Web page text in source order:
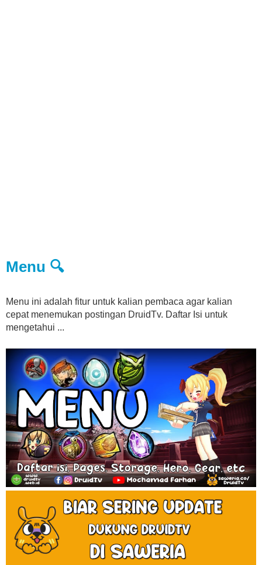
Menu 🔍
Menu ini adalah fitur untuk kalian pembaca agar kalian
cepat menemukan postingan DruidTv. Daftar Isi untuk
mengetahui ...